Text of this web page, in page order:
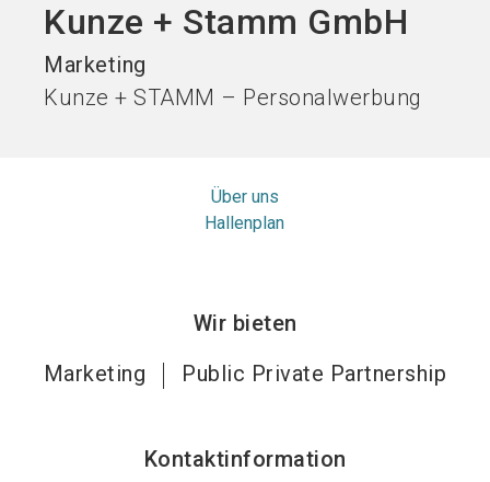
Kunze + Stamm GmbH
Marketing
Kunze + STAMM – Personalwerbung
Über uns
Hallenplan
Wir bieten
Marketing
Public Private Partnership
Kontaktinformation